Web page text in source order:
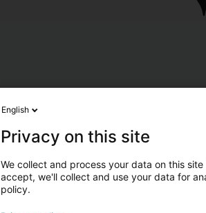
English
Privacy on this site
We collect and process your data on this
accept, we'll collect and use your data for
policy.